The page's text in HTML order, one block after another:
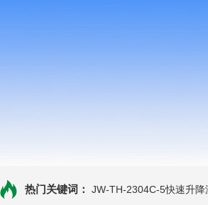
热门关键词： JW-TH-2304C-5快速升降